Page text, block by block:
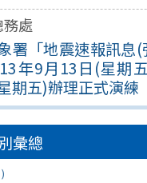
務處
署「地震速報訊息
年9月13日(星期
期五)辦理正式演練
彙總